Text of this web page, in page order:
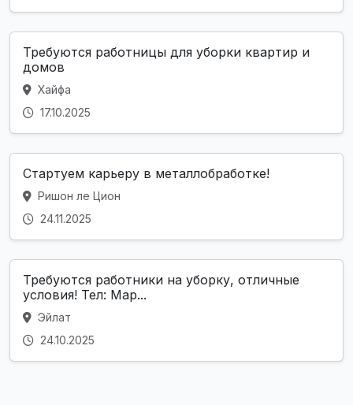
Требуются работницы для уборки квартир и
домов
Хайфа
17.10.2025
Стартуем карьеру в металлобработке!
Ришон ле Цион
24.11.2025
Требуются работники на уборку, отличные
условия! Тел: Мар...
Эйлат
24.10.2025